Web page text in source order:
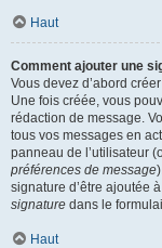
Haut
Comment ajouter une
Vous devez d’abord
Une fois créée, vous
rédaction de message.
tous vos messages en
panneau de l’utilisateur
préférences de message
signature d’être ajoutée
signature dans le
Haut